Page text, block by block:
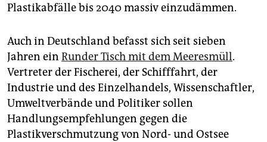
Plastikabfälle bis 2040 massiv einzudämmen.
Auch in Deutschland befasst sich seit sieben
Jahren ein Runder Tisch mit dem Meeresmüll.
Vertreter der Fischerei, der Schifffahrt, der
Industrie und des Einzelhandels, Wissenschaftler,
Umweltverbände und Politiker sollen
Handlungsempfehlungen gegen die
Plastikverschmutzung von Nord- und Ostsee